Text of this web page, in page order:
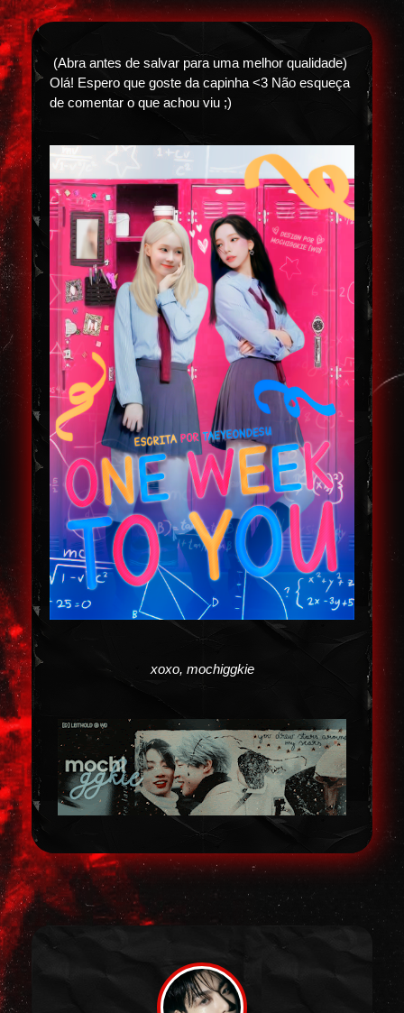
(Abra antes de salvar para uma melhor qualidade)
Olá! Espero que goste da capinha <3 Não esqueça
de comentar o que achou viu ;)
xoxo, mochiggkie